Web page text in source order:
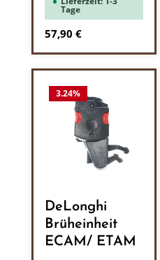
Tage
Regulärer Preis:
57,90 €
3.24%
DeLonghi
Brüheinheit
ECAM/ ETAM